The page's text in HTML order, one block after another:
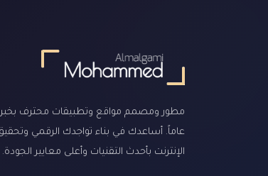
عاماً. أساعدك في بناء تواجدك الرقمي
الإنترنت بأحدث التقنيات وأعلى معايير الجودة.